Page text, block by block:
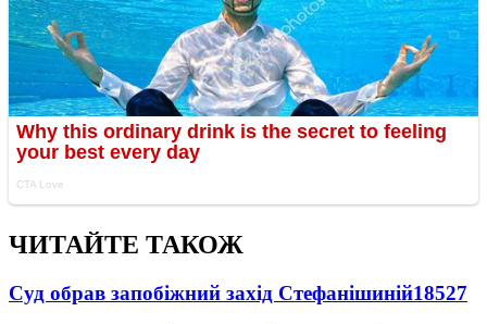
ЧИТАЙТЕ ТАКОЖ
Суд обрав запобіжний захід Стефанішиній18527